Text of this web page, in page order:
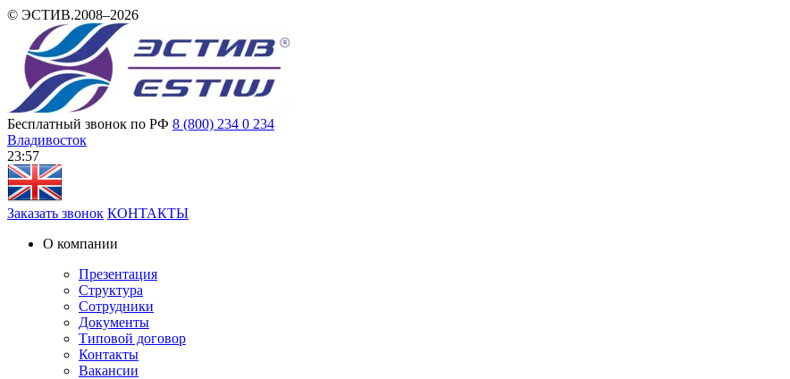
© ЭСТИВ.2008–2026
Бесплатный звонок по РФ 8 (800) 234 0 234
Владивосток
23 57
Заказать звонок КОНТАКТЫ
О компании
Презентация
Структура
Сотрудники
Документы
Типовой договор
Контакты
Вакансии